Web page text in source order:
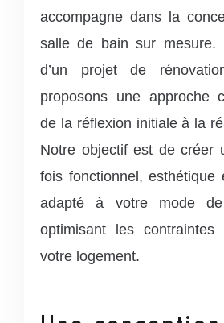
accompagne dans la
salle de bain sur mesure.
d’un projet de
proposons une approche
de la réflexion initiale à la
Notre objectif est de créer
fois fonctionnel, esthétique
adapté à votre mode
optimisant les contraintes
votre logement.